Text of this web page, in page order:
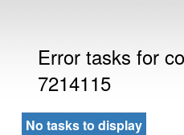
Error tasks for
7214115
No tasks to display